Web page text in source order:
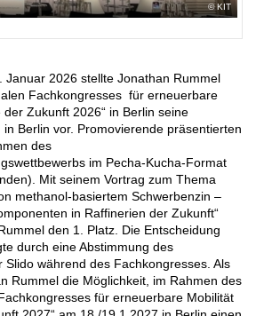
KIT
Januar 2026 stellte Jonathan Rummel
Fachkongresses für erneuerbare
der Zukunft 2026“ in Berlin seine
Berlin vor. Promovierende präsentierten
des
im Pecha-Kucha-Format
Mit seinem Vortrag zum Thema
methanol-basiertem Schwerbenzin –
in Raffinerien der Zukunft“
den 1. Platz. Die Entscheidung
durch eine Abstimmung des
Slido während des Fachkongresses. Als
Rummel die Möglichkeit, im Rahmen des
für erneuerbare Mobilität